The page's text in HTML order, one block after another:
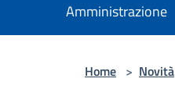
Amministrazione
Home > Novità